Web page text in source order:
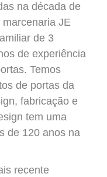
na década de
JE
de 3
de experiência
Temos
de portas da
fabricação e
tem uma
de 120 anos na
recente